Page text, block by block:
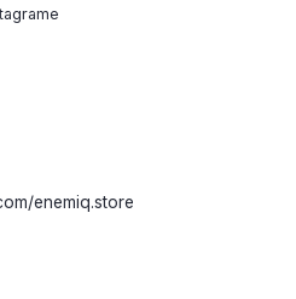
enemiq.store